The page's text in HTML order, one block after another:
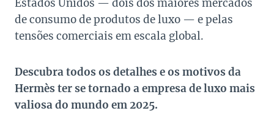
Estados Unidos — dois dos maiores mercados
de consumo de produtos de luxo — e pelas
tensões comerciais em escala global.
Descubra todos os detalhes e os motivos da
Hermès ter se tornado a empresa de luxo mais
valiosa do mundo em 2025.